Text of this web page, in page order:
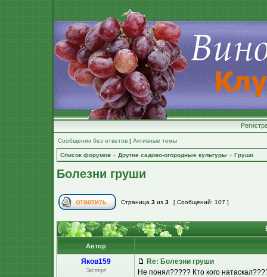
Сообщения без ответов | Активные темы
Список форумов » Другие садово-огородные культуры » Груши
Болезни груши
Страница 3 из 3 [ Сообщений: 107 ]
Автор
Яков159
Эксперт
Re: Болезни груши
Не понял????? Кто кого